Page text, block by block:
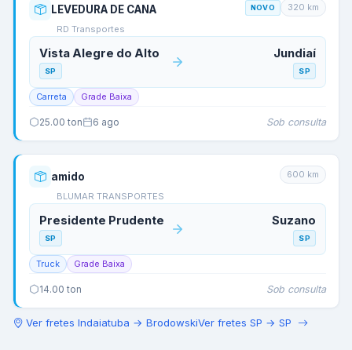
LEVEDURA DE CANA
RD Transportes
NOVO 320 km
Vista Alegre do Alto
SP
Jundiaí
SP
Carreta Grade Baixa
25.00 ton 6 ago Sob consulta
amido
BLUMAR TRANSPORTES
600 km
Presidente Prudente
SP
Suzano
SP
Truck Grade Baixa
14.00 ton Sob consulta
Ver fretes Indaiatuba → BrodowskiVer fretes SP → SP